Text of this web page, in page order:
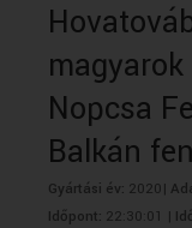
Nopcsa
Balkán
Gyártási év: 2020|
Időpont: 22:30:01 |